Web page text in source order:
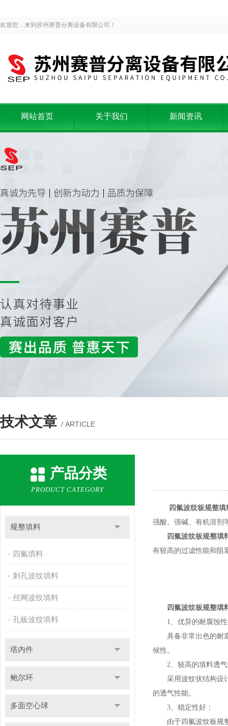
欢迎您，来到苏州赛普分离设备有限公司！
网站首页 关于我们 新闻资讯
技术文章 / ARTICLE
产品分类
PRODUCT CATEGORY
规整填料
四氟填料
刺孔波纹填料
丝网波纹填料
孔板波纹填料
塔内件
鲍尔环
多面空心球
四氟波纹板规整填
强酸、强碱、有机溶剂
四氟波纹板规整填
有较高的过滤性能和阻
四氟波纹板规整填
1、优异的耐腐蚀性
具备非常出色的耐腐
候性。
2、较高的填料透气
采用波纹状结构设计
的透气性能。
3、稳定性好：
由于四氟波纹板规整